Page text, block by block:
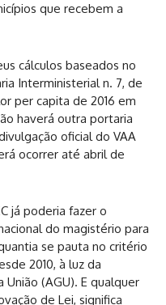
que recebem a
cálculos baseados no
Interministerial n. 7, de
per capita de 2016 em
haverá outra portaria
oficial do VAA
ocorrer até abril de
já poderia fazer o
do magistério para
se pauta no critério
2010, à luz da
(AGU). E qualquer
de Lei, significa